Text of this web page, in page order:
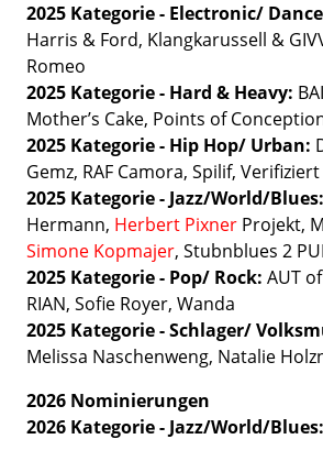
2025 Kategorie - Electronic/
Harris & Ford, Klangkarussell &
Romeo
2025 Kategorie - Hard & Heavy:
Mother’s Cake, Points of
2025 Kategorie - Hip Hop/ Urban:
Gemz, RAF Camora, Spilif, Verifiziert
2025 Kategorie - Jazz/World/Blues:
Hermann, Herbert Pixner Projekt,
Simone Kopmajer, Stubnblues 2
2025 Kategorie - Pop/ Rock: AUT
RIAN, Sofie Royer, Wanda
2025 Kategorie - Schlager/
Melissa Naschenweng, Natalie
2026 Nominierungen
2026 Kategorie - Jazz/World/Blues: